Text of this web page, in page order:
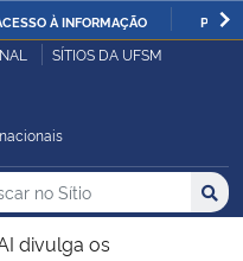
À INFORMAÇÃO
SÍTIOS DA UFSM
no no Sítio
divulga os